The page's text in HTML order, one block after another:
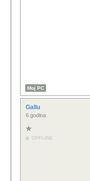
Moj PC
Gallu
6 godina
OFFLINE